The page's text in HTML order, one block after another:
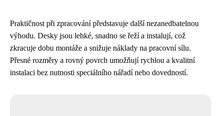
Praktičnost při zpracování představuje další nezanedbatelnou
výhodu. Desky jsou lehké, snadno se řeží a instalují, což
zkracuje dobu montáže a snižuje náklady na pracovní sílu.
Přesné rozměry a rovný povrch umožňují rychlou a kvalitní
instalaci bez nutnosti speciálního nářadí nebo dovedností.